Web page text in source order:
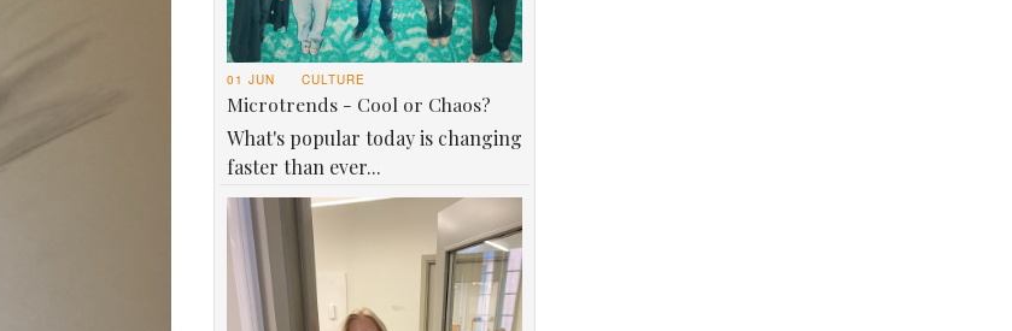
01 JUN CULTURE
Microtrends - Cool or Chaos?
What's popular today is changing
faster than ever...